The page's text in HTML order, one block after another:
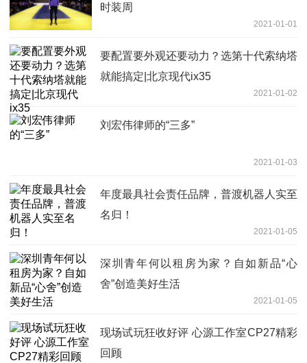
时装周
2021-01-01
要配置要外观还要动力？选第十代索纳塔
就能搞定|北京现代ix35
2021-01-02
刘宏伟律师的“三多”
2021-01-03
年度最具社会责任品牌，普渡机器人实至
名归！
2021-01-05
深圳青年何以租房为家？自如新品“心
舍”创造美好生活
2021-01-05
现场试玩狂收好评 心源工作室CP27精彩
回顾